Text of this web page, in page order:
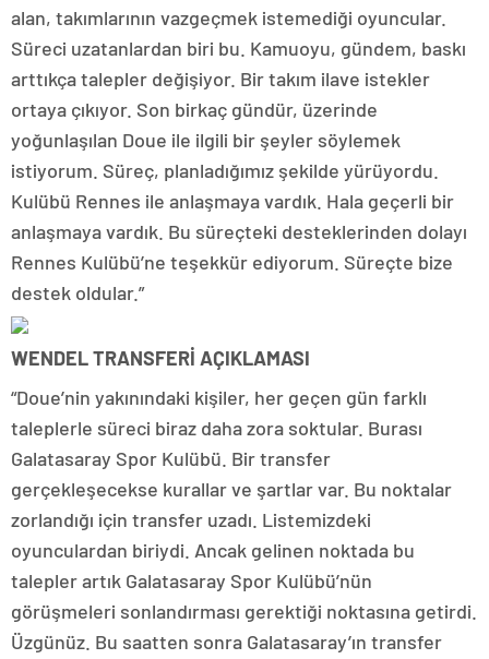
alan, takımlarının vazgeçmek istemediği oyuncular.
Süreci uzatanlardan biri bu. Kamuoyu, gündem, baskı
arttıkça talepler değişiyor. Bir takım ilave istekler
ortaya çıkıyor. Son birkaç gündür, üzerinde
yoğunlaşılan Doue ile ilgili bir şeyler söylemek
istiyorum. Süreç, planladığımız şekilde yürüyordu.
Kulübü Rennes ile anlaşmaya vardık. Hala geçerli bir
anlaşmaya vardık. Bu süreçteki desteklerinden dolayı
Rennes Kulübü’ne teşekkür ediyorum. Süreçte bize
destek oldular.”
WENDEL TRANSFERİ AÇIKLAMASI
“Doue’nin yakınındaki kişiler, her geçen gün farklı
taleplerle süreci biraz daha zora soktular. Burası
Galatasaray Spor Kulübü. Bir transfer
gerçekleşecekse kurallar ve şartlar var. Bu noktalar
zorlandığı için transfer uzadı. Listemizdeki
oyunculardan biriydi. Ancak gelinen noktada bu
talepler artık Galatasaray Spor Kulübü’nün
görüşmeleri sonlandırması gerektiği noktasına getirdi.
Üzgünüz. Bu saatten sonra Galatasaray’ın transfer